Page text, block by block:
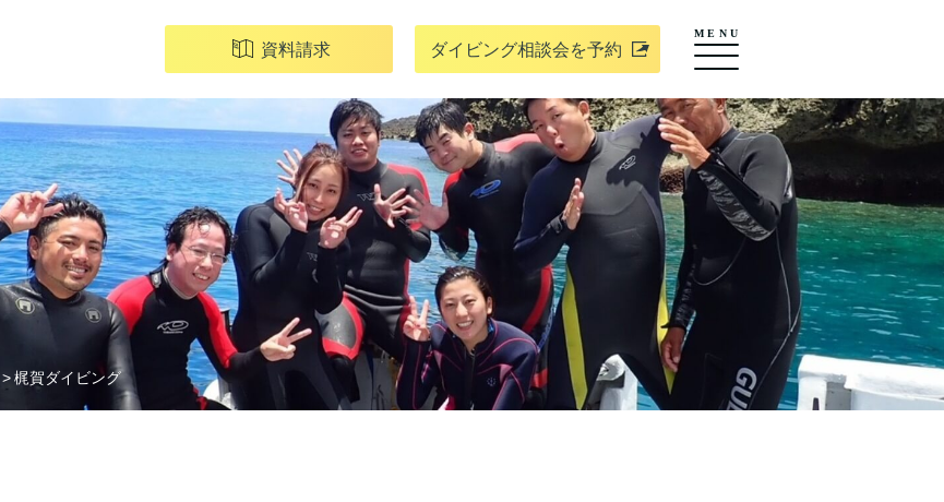
資料請求 ダイビング相談会を予約
MENU
梶賀ダイビング